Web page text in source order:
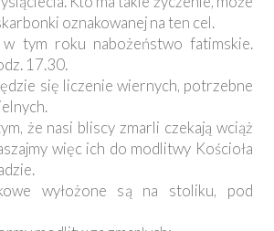
oznakowanej na ten cel.
tym roku nabożeństwo fatimskie.
17.30.
się liczenie wiernych, potrzebne
że nasi bliscy zmarli czekają wciąż
więc ich do modlitwy Kościoła
wyłożone są na stoliku, pod